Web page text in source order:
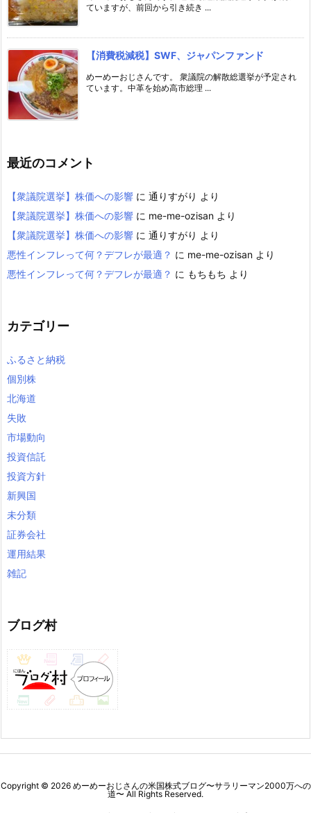
ていますが、前回から引き続き ...
【消費税減税】SWF、ジャパンファンド
めーめーおじさんです。 衆議院の解散総選挙が予定され
ています。中革を始め高市総理 ...
最近のコメント
【衆議院選挙】株価への影響 に 通りすがり より
【衆議院選挙】株価への影響 に me-me-ozisan より
【衆議院選挙】株価への影響 に 通りすがり より
悪性インフレって何？デフレが最適？ に me-me-ozisan より
悪性インフレって何？デフレが最適？ に もちもち より
カテゴリー
ふるさと納税
個別株
北海道
失敗
市場動向
投資信託
投資方針
新興国
未分類
証券会社
運用結果
雑記
ブログ村
Copyright © 2026 めーめーおじさんの米国株式ブログ〜サラリーマン2000万への
道〜 All Rights Reserved.